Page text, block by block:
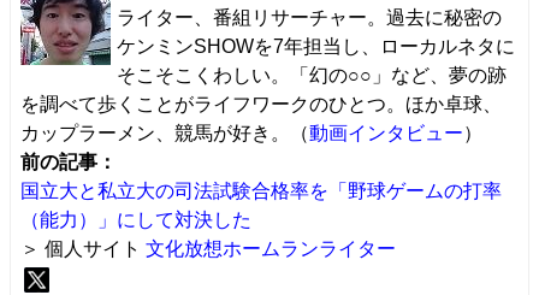
ライター、番組リサーチャー。過去に秘密の
ケンミンSHOWを7年担当し、ローカルネタに
そこそこくわしい。「幻の○○」など、夢の跡
を調べて歩くことがライフワークのひとつ。ほか卓球、
カップラーメン、競馬が好き。（動画インタビュー）
前の記事：
国立大と私立大の司法試験合格率を「野球ゲームの打率
（能力）」にして対決した
＞ 個人サイト 文化放想ホームランライター